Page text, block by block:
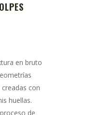
en bruto
creadas con
huellas.
de